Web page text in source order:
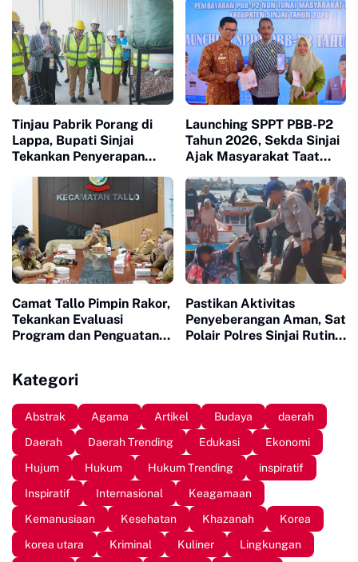
Sinjai
Tinjau Pabrik Porang di
Lappa, Bupati Sinjai
Tekankan Penyerapan
Launching SPPT PBB-P2
Tahun 2026, Sekda Sinjai
Ajak Masyarakat Taat
Camat Tallo Pimpin Rakor,
Tekankan Evaluasi
Program dan Penguatan
Pastikan Aktivitas
Penyeberangan Aman, Sat
Polair Polres Sinjai Rutin
Kategori
Abstrak Agama Artikel Budaya
daerah
Daerah
Daerah Trending Edukasi
Ekonomi
Hujum
Hukum Hukum Trending
inspiratif
Inspiratif
Internasional
Keagamaan
Kemanusiaan
Kesehatan Khazanah
Korea
korea utara
Kriminal Kuliner
Lingkungan